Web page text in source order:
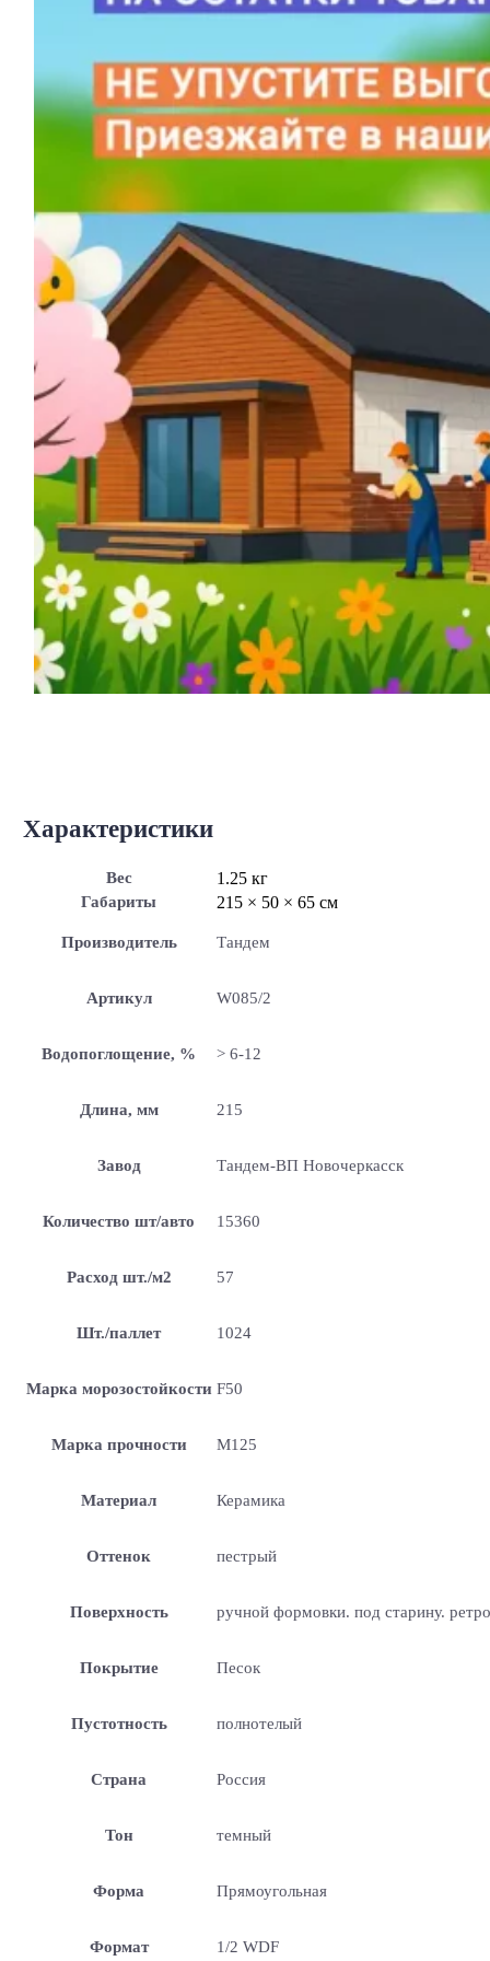
Характеристики
Вес 1.25 кг
Габариты 215 × 50 × 65 см
Производитель Тандем
Артикул W085/2
Водопоглощение, % > 6-12
Длина, мм 215
Завод Тандем-ВП Новочеркасск
Количество шт/авто 15360
Расход шт./м2 57
Шт./паллет 1024
Марка морозостойкости F50
Марка прочности М125
Материал Керамика
Оттенок пестрый
Поверхность ручной формовки. под старину. ретро
Покрытие Песок
Пустотность полнотелый
Страна Россия
Тон темный
Форма Прямоугольная
Формат 1/2 WDF